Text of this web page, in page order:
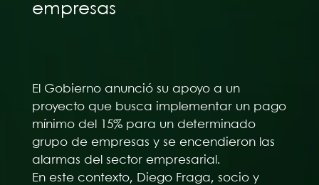
empresas
El Gobierno anunció su apoyo a un
proyecto que busca implementar un pago
mínimo del 15% para un determinado
grupo de empresas y se encendieron las
alarmas del sector empresarial.
En este contexto, Diego Fraga, socio y